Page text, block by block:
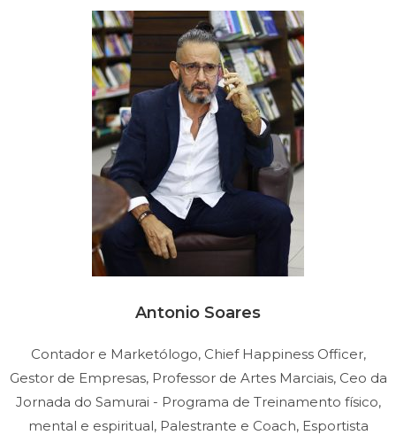
Antonio Soares
Contador e Marketólogo, Chief Happiness Officer,
Gestor de Empresas, Professor de Artes Marciais, Ceo da
Jornada do Samurai - Programa de Treinamento físico,
mental e espiritual, Palestrante e Coach, Esportista